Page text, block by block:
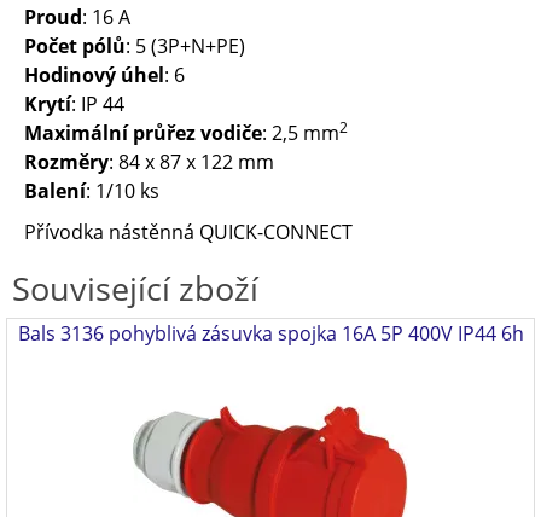
Proud: 16 A
Počet pólů: 5 (3P+N+PE)
Hodinový úhel: 6
Krytí: IP 44
Maximální průřez vodiče: 2,5 mm2
Rozměry: 84 x 87 x 122 mm
Balení: 1/10 ks
Přívodka nástěnná QUICK-CONNECT
Související zboží
Bals 3136 pohyblivá zásuvka spojka 16A 5P 400V IP44 6h